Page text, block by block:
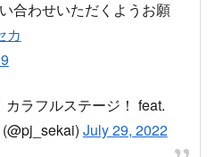
ていない場合はメニュー
合わせいただくようお願
ラフルステージ！ feat.